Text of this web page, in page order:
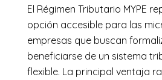
El Régimen Tributario MYPE
opción accesible para las
empresas que buscan
beneficiarse de un sistema
flexible. La principal ventaja